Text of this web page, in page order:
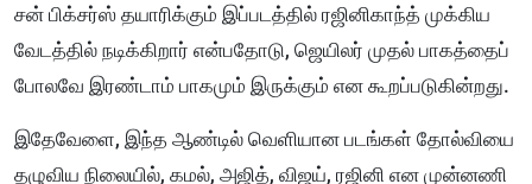
சன் பிக்சர்ஸ் தயாரிக்கும் இப்படத்தில் ரஜினிகாந்த் முக்கிய
வேடத்தில் நடிக்கிறார் என்பதோடு, ஜெயிலர் முதல் பாகத்தைப்
போலவே இரண்டாம் பாகமும் இருக்கும் என கூறப்படுகின்றது.
இதேவேளை, இந்த ஆண்டில் வெளியான படங்கள் தோல்வியை
தழுவிய நிலையில், கமல், அஜித், விஜய், ரஜினி என முன்னணி